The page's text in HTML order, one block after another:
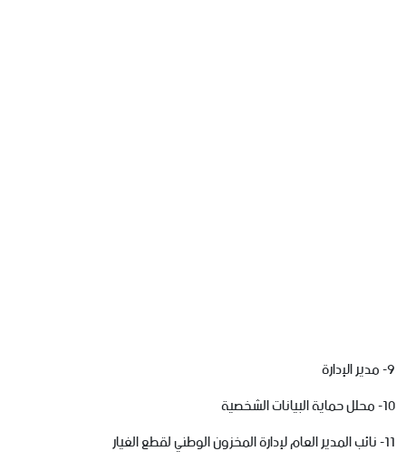
9- مدير الإدارة
10- محلل حماية البيانات الشخصية
11- نائب المدير العام لإدارة المخزون الوطني لقطع الغيار